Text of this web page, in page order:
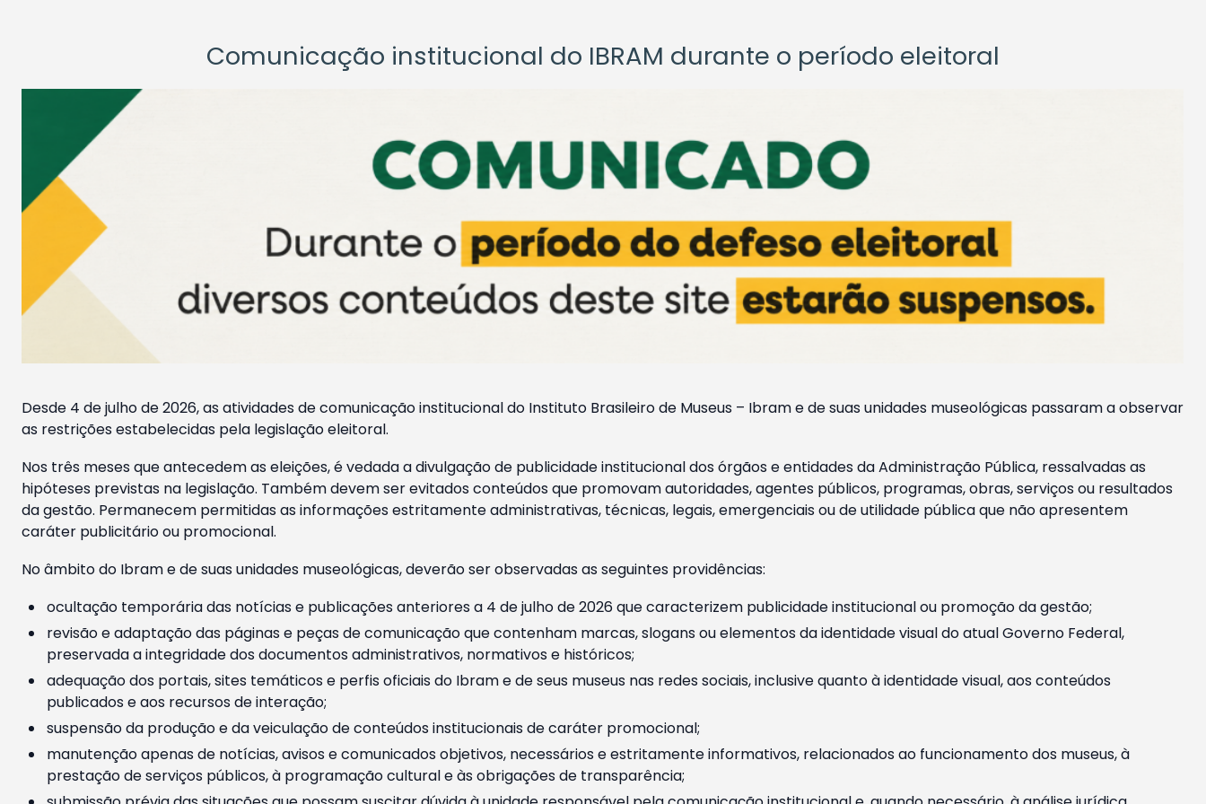
Comunicação institucional do IBRAM durante o período eleitoral
Desde 4 de julho de 2026, as atividades de comunicação institucional do Instituto Brasileiro de Museus – Ibram e de suas unidades museológicas passaram a observar
as restrições estabelecidas pela legislação eleitoral.
Nos três meses que antecedem as eleições, é vedada a divulgação de publicidade institucional dos órgãos e entidades da Administração Pública, ressalvadas as
hipóteses previstas na legislação. Também devem ser evitados conteúdos que promovam autoridades, agentes públicos, programas, obras, serviços ou resultados
da gestão. Permanecem permitidas as informações estritamente administrativas, técnicas, legais, emergenciais ou de utilidade pública que não apresentem
caráter publicitário ou promocional.
No âmbito do Ibram e de suas unidades museológicas, deverão ser observadas as seguintes providências:
ocultação temporária das notícias e publicações anteriores a 4 de julho de 2026 que caracterizem publicidade institucional ou promoção da gestão;
revisão e adaptação das páginas e peças de comunicação que contenham marcas, slogans ou elementos da identidade visual do atual Governo Federal,
preservada a integridade dos documentos administrativos, normativos e históricos;
adequação dos portais, sites temáticos e perfis oficiais do Ibram e de seus museus nas redes sociais, inclusive quanto à identidade visual, aos conteúdos
publicados e aos recursos de interação;
suspensão da produção e da veiculação de conteúdos institucionais de caráter promocional;
manutenção apenas de notícias, avisos e comunicados objetivos, necessários e estritamente informativos, relacionados ao funcionamento dos museus, à
prestação de serviços públicos, à programação cultural e às obrigações de transparência;